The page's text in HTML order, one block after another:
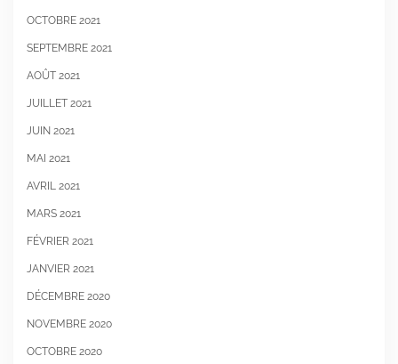
OCTOBRE 2021
SEPTEMBRE 2021
AOÛT 2021
JUILLET 2021
JUIN 2021
MAI 2021
AVRIL 2021
MARS 2021
FÉVRIER 2021
JANVIER 2021
DÉCEMBRE 2020
NOVEMBRE 2020
OCTOBRE 2020